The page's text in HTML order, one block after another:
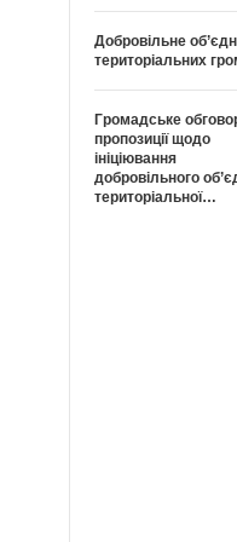
Добровільне
територіальних
Громадське
пропозиції щодо
ініціювання
добровільного
територіальної…